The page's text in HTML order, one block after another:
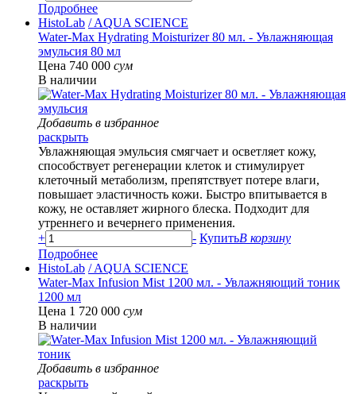
Подробнее
HistoLab / AQUA SCIENCE
Water-Max Hydrating Moisturizer 80 мл. - Увлажняющая
эмульсия 80 мл
Цена 740 000 сум
В наличии
Добавить в избранное
раскрыть
Увлажняющая эмульсия смягчает и осветляет кожу,
способствует регенерации клеток и стимулирует
клеточный метаболизм, препятствует потере влаги,
повышает эластичность кожи. Быстро впитывается в
кожу, не оставляет жирного блеска. Подходит для
утреннего и вечернего применения.
+
- КупитьВ корзину
Подробнее
HistoLab / AQUA SCIENCE
Water-Max Infusion Mist 1200 мл. - Увлажняющий тоник
1200 мл
Цена 1 720 000 сум
В наличии
Добавить в избранное
раскрыть